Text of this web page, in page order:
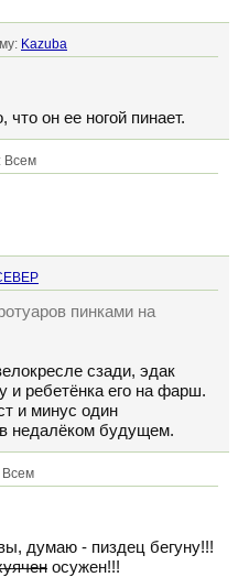
Kazuba
он ее ногой пинает.
Всем
пинками на
сзади, эдак
и ребетёнка его на фарш.
и минус один
недалёком будущем.
Всем
думаю - пиздец бегуну!!!
осужен!!!